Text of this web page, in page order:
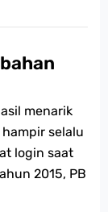
menarik
selalu
login saat
2015, PB